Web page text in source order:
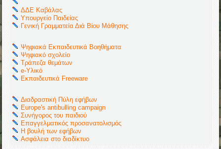
ΔΔΕ Καβάλας
Υπουργείο Παιδείας
Γενική Γραμματεία Διά Βίου Μάθησης
Ψηφιακά Εκπαιδευτικά Βοηθήματα
Ψηφιακό σχολείο
Τράπεζα θεμάτων
e-Υλικό
Εκπαιδευτικά Freeware
Διαδραστική Πύλη εφήβων
Europe's antibulling campaign
Συνήγορος του παιδιού
Επαγγελματικός προσανατολισμός
Η βουλή των εφήβων
Ασφάλεια στο διαδίκτυο